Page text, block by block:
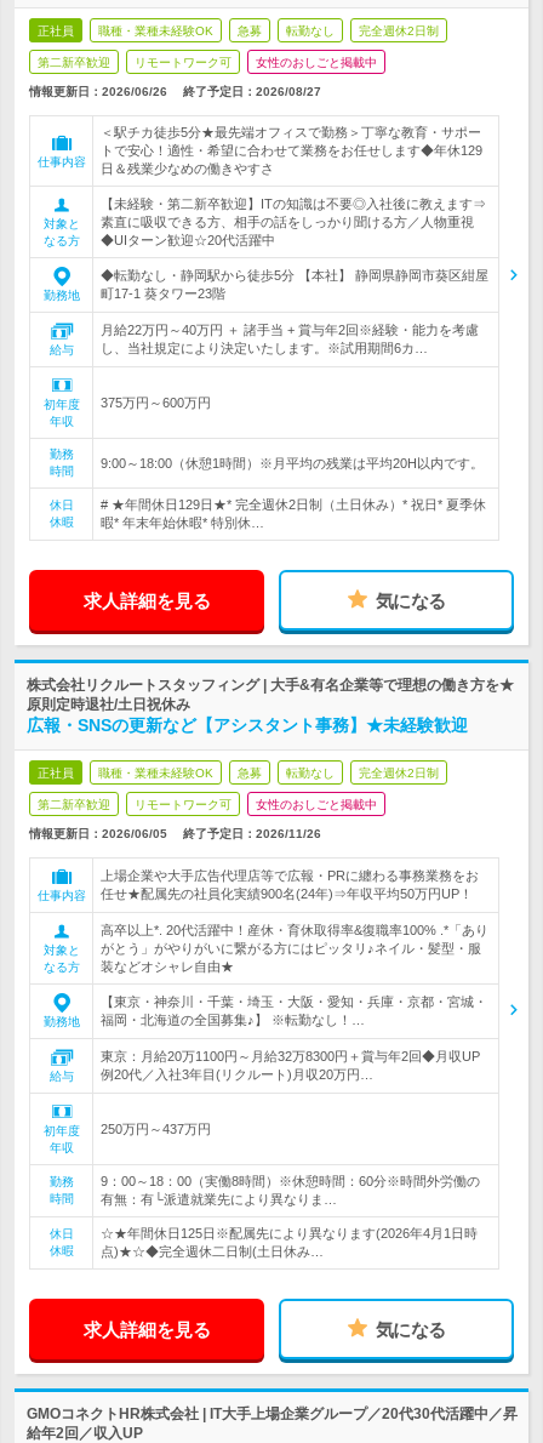
正社員 職種・業種未経験OK 急募 転勤なし 完全週休2日制
第二新卒歓迎 リモートワーク可 女性のおしごと掲載中
情報更新日：2026/06/26 終了予定日： 2026/08/27
仕事内容
＜駅チカ徒歩5分★最先端オフィスで勤務＞丁寧な教育・サポー
トで安心！適性・希望に合わせて業務をお任せします◆年休129
日＆残業少なめの働きやすさ
対象と
なる方
【未経験・第二新卒歓迎】ITの知識は不要◎入社後に教えます⇒
素直に吸収できる方、相手の話をしっかり聞ける方／人物重視
◆UIターン歓迎☆20代活躍中
勤務地
◆転勤なし・静岡駅から徒歩5分 【本社】 静岡県静岡市葵区紺屋
町17-1 葵タワー23階
給与
月給22万円～40万円 ＋ 諸手当 + 賞与年2回※経験・能力を考慮
し、当社規定により決定いたします。※試用期間6カ…
初年度
年収
375万円～600万円
勤務
時間
9:00～18:00（休憩1時間）※月平均の残業は平均20H以内です。
休日
休暇
# ★年間休日129日★* 完全週休2日制（土日休み）* 祝日* 夏季休
暇* 年末年始休暇* 特別休…
求人詳細を見る 気になる
株式会社リクルートスタッフィング | 大手&有名企業等で理想の働き方を★
原則定時退社/土日祝休み
広報・SNSの更新など【アシスタント事務】★未経験歓迎
正社員 職種・業種未経験OK 急募 転勤なし 完全週休2日制
第二新卒歓迎 リモートワーク可 女性のおしごと掲載中
情報更新日：2026/06/05 終了予定日： 2026/11/26
仕事内容
上場企業や大手広告代理店等で広報・PRに纏わる事務業務をお
任せ★配属先の社員化実績900名(24年)⇒年収平均50万円UP！
対象と
なる方
高卒以上*. 20代活躍中！産休・育休取得率&復職率100% .*「あり
がとう」がやりがいに繋がる方にはピッタリ♪ネイル・髪型・服
装などオシャレ自由★
勤務地
【東京・神奈川・千葉・埼玉・大阪・愛知・兵庫・京都・宮城・
福岡・北海道の全国募集♪】 ※転勤なし！…
給与
東京：月給20万1100円～月給32万8300円＋賞与年2回◆月収UP
例20代／入社3年目(リクルート)月収20万円…
初年度
年収
250万円～437万円
勤務
時間
9：00～18：00（実働8時間）※休憩時間：60分※時間外労働の
有無：有└派遣就業先により異なりま…
休日
休暇
☆★年間休日125日※配属先により異なります(2026年4月1日時
点)★☆◆完全週休二日制(土日休み…
求人詳細を見る 気になる
GMOコネクトHR株式会社 | IT大手上場企業グループ／20代30代活躍中／昇
給年2回／収入UP